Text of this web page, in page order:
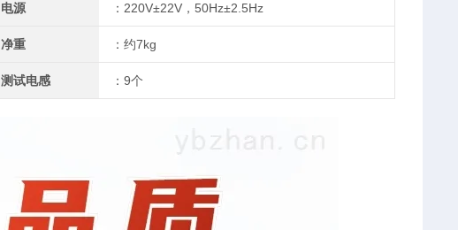
电源 ：220V±22V，50Hz±2.5Hz
净重 ：约7kg
测试电感 ：9个